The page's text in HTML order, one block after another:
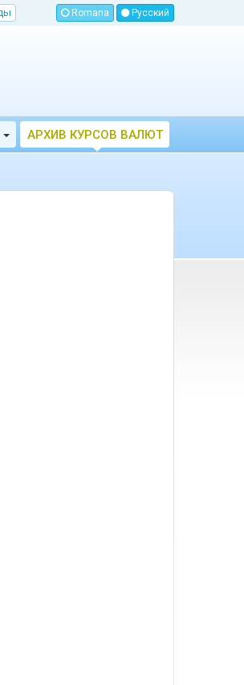
Romana Русский
Toggle Dropdown
АРХИВ КУРСОВ ВАЛЮТ
НБМ